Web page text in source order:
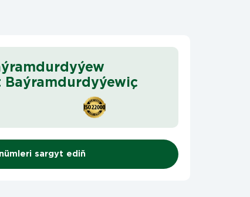
Baýramdurdyýewiç
sargyt ediň